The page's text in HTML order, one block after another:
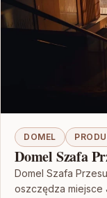
DOMEL
Domel Szafa
Domel Szafa
oszczędza miejsce